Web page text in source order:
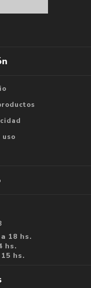
uso
18 hs.
hs.
hs.